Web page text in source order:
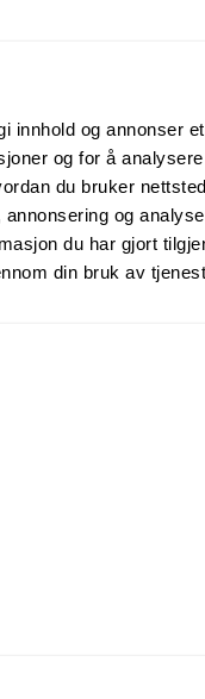
innhold og annonser
og for å
du bruker
og
du har gjort
din bruk av